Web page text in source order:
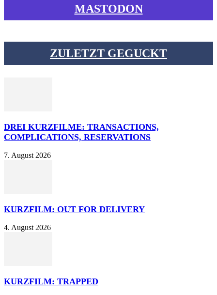
MASTODON
ZULETZT GEGUCKT
DREI KURZFILME: TRANSACTIONS,
COMPLICATIONS, RESERVATIONS
7. August 2026
KURZFILM: OUT FOR DELIVERY
4. August 2026
KURZFILM: TRAPPED